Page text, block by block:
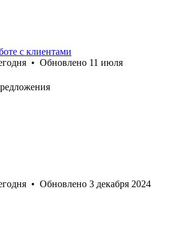
с клиентами
• Обновлено 11 июля
• Обновлено 3 декабря 2024